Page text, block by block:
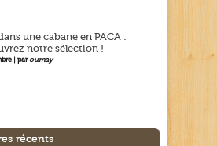
une cabane en PACA :
notre sélection !
| paroumay
récents